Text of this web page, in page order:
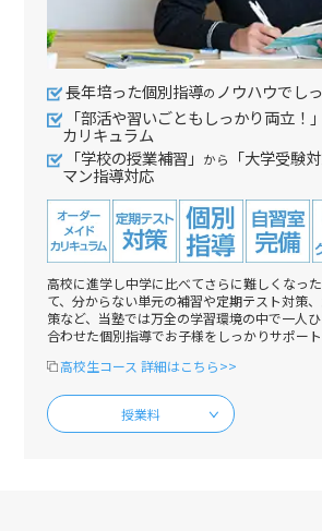
長年培った個別指導の ノウハウでし
「部活や習いごともしっかり両立！
カリキュラム
「学校の授業補習」
から 「大学受験対
マン指導対応
高校に進学し中学に比べてさらに難しくなっ
て、分からない単元の補習や定期テスト対策
策など、当塾では万全の学習環境の中で一人
合わせた個別指導でお子様をしっかりサポート
高校生コース 詳細はこちら>>
授業料